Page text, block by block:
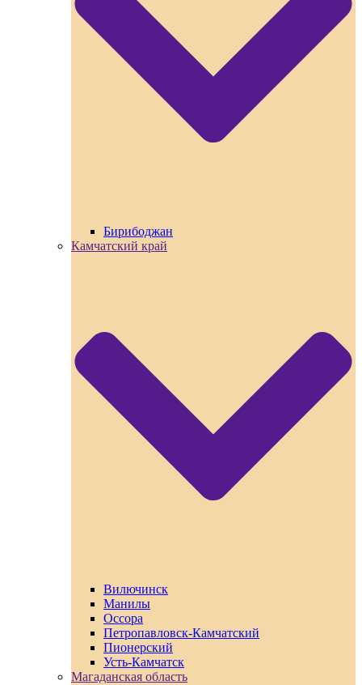
Бирибоджан
Камчатский край
Вилючинск
Манилы
Оссора
Петропавловск-Камчатский
Пионерский
Усть-Камчатск
Магаданская область